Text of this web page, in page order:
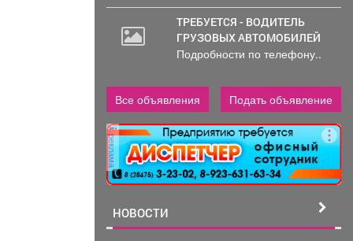
ТРЕБУЕТСЯ - ВОДИТЕЛЬ
ГРУЗОВЫХ АВТОМОБИЛЕЙ
Подробности по телефону..
Все объявления Подать объявление
реклама
НОВОСТИ